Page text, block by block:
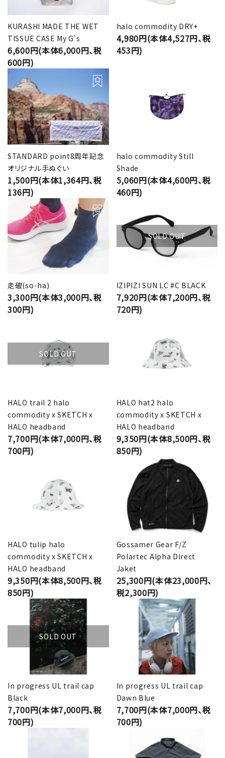
KURASHI MADE THE WET
TISSUE CASE My G's
6,600円(本体6,000円、税
600円)
halo commodity DRY+
4,980円(本体4,527円、税
453円)
STANDARD point8周年記念
オリジナル手ぬぐい
1,500円(本体1,364円、税
136円)
halo commodity Still
Shade
5,060円(本体4,600円、税
460円)
走破(so-ha)
3,300円(本体3,000円、税
300円)
SOLD OUT
IZIPIZI SUN LC #C BLACK
7,920円(本体7,200円、税
720円)
SOLD OUT
HALO trail 2 halo
commodity x SKETCH x
HALO headband
7,700円(本体7,000円、税
700円)
HALO hat2 halo
commodity x SKETCH x
HALO headband
9,350円(本体8,500円、税
850円)
HALO tulip halo
commodity x SKETCH x
HALO headband
9,350円(本体8,500円、税
850円)
Gossamer Gear F/Z
Polartec Alpha Direct
Jaket
25,300円(本体23,000円、
税2,300円)
SOLD OUT
In progress UL trail cap
Black
7,700円(本体7,000円、税
700円)
In progress UL trail cap
Dawn Blue
7,700円(本体7,000円、税
700円)